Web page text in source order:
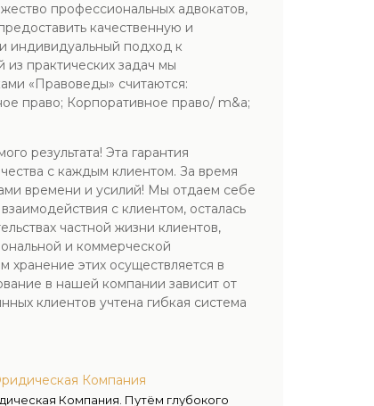
профессиональных адвокатов,
качественную и
индивидуальный подход к
практических задач мы
«Правоведы» считаются:
право; Корпоративное право/ m&a;
результата! Эта гарантия
с каждым клиентом. За время
времени и усилий! Мы отдаем себе
с клиентом, осталась
частной жизни клиентов,
и коммерческой
хранение этих осуществляется в
в нашей компании зависит от
клиентов учтена гибкая система
Компания
Компания. Путём глубокого